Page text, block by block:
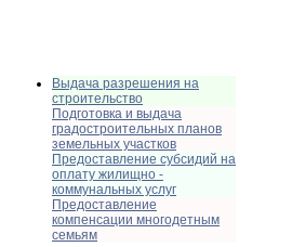
Выдача разрешения на
строительство
Подготовка и выдача
градостроительных планов
земельных участков
Предоставление субсидий на
оплату жилищно -
коммунальных услуг
Предоставление
компенсации многодетным
семьям